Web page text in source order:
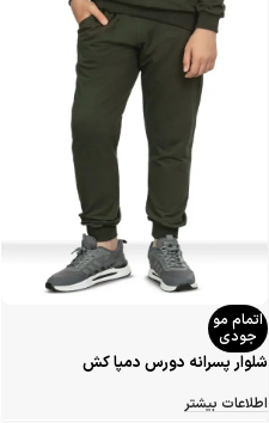
اتمام مو
جودی
شلوار پسرانه دورس دمپا کش
اطلاعات بیشتر